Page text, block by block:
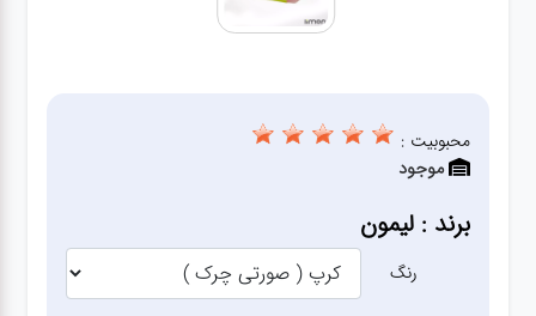
کلمن،فلاسک،قمقمه
بانکه،پاسماوری،جا
ادویه
محبوبیت :
موجود
برند : لیمون
رنگ